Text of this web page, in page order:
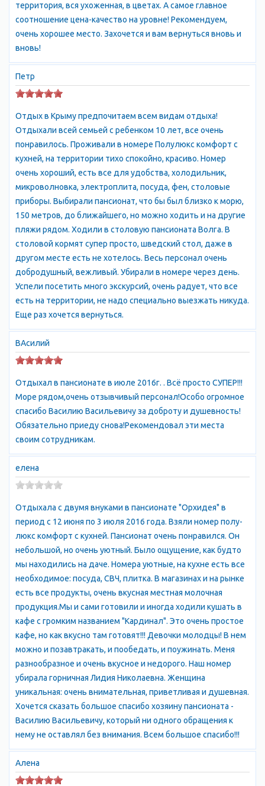
Канакская Балка. В административном отношении
расположен на территории, подчинённой Приветненскому
сельскому совету Алуштинского региона.
Галечный пляж Канаки имеет протяжённость около 2 км и
ширину 20—30 м.
Можжевеловая роща.
В Канакской балке находится реликтовая роща
туполистой. Такие рощи сохранились только на Форосе, у
Никитского ботанического сада на мысе Мартьян, в Канакской
балке и Новом Свете.
территория, вся ухоженная, в цветах. А самое главное
соотношение цена-качество на уровне! Рекомендуем,
очень хорошее место. Захочется и вам вернуться вновь и
вновь!
Петр
Отдых в Крыму предпочитаем всем видам отдыха!
Отдыхали всей семьей с ребенком 10 лет, все очень
понравилось. Проживали в номере Полулюкс комфорт с
кухней, на территории тихо спокойно, красиво. Номер
очень хороший, есть все для удобства, холодильник,
микроволновка, электроплита, посуда, фен, столовые
приборы. Выбирали пансионат, что бы был близко к морю,
150 метров, до ближайшего, но можно ходить и на другие
пляжи рядом. Ходили в столовую пансионата Волга. В
столовой кормят супер просто, шведский стол, даже в
другом месте есть не хотелось. Весь персонал очень
добродушный, вежливый. Убирали в номере через день.
Успели посетить много экскурсий, очень радует, что все
есть на территории, не надо специально выезжать никуда.
Еще раз хочется вернуться.
ВАсилий
Отдыхал в пансионате в июле 2016г. . Всё просто СУПЕР!!!
Море рядом,очень отзывчивый персонал!Особо огромное
спасибо Василию Васильевичу за доброту и душевность!
Обязательно приеду снова!Рекомендовал эти места
своим сотрудникам.
елена
Отдыхала с двумя внуками в пансионате "Орхидея" в
период с 12 июня по 3 июля 2016 года. Взяли номер полу-
люкс комфорт с кухней. Пансионат очень понравился. Он
небольшой, но очень уютный. Было ощущение, как будто
мы находились на даче. Номера уютные, на кухне есть все
необходимое: посуда, СВЧ, плитка. В магазинах и на рынке
есть все продукты, очень вкусная местная молочная
продукция.Мы и сами готовили и иногда ходили кушать в
кафе с громким названием "Кардинал". Это очень простое
кафе, но как вкусно там готовят!!! Девочки молодцы! В нем
можно и позавтракать, и пообедать, и поужинать. Меня
разнообразное и очень вкусное и недорого. Наш номер
убирала горничная Лидия Николаевна. Женщина
уникальная: очень внимательная, приветливая и душевная.
Хочется сказать большое спасибо хозяину пансионата -
Василию Васильевичу, который ни одного обращения к
нему не оставлял без внимания. Всем большое спасибо!!!
Алена